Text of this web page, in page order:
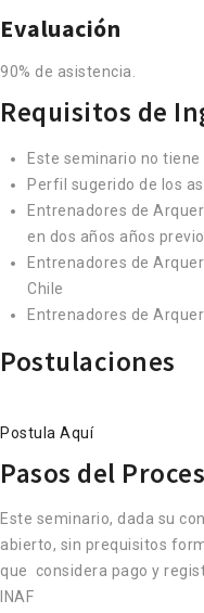
Evaluación
90% de asistencia.
Requisitos de
Este seminario no tiene
Perfil sugerido de los
Entrenadores de
en dos años años
Entrenadores de
Chile
Entrenadores de
Postulaciones
Postula Aquí
Pasos del
Este seminario, dada su
abierto, sin prequisitos
que considera pago y
INAF